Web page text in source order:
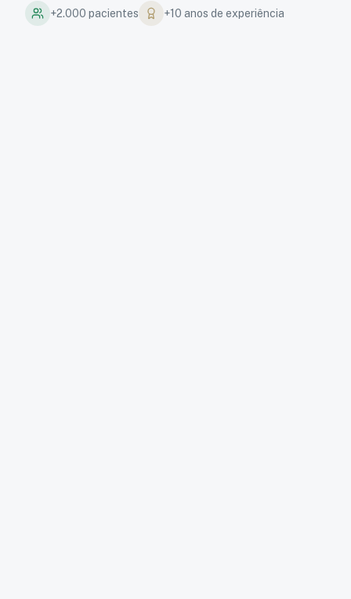
+2.000 pacientes +10 anos de experiência